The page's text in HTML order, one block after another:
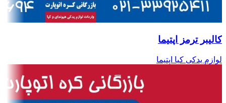
کالیبر ترمز اپتیما
لوازم یدکی کیا اپتیما